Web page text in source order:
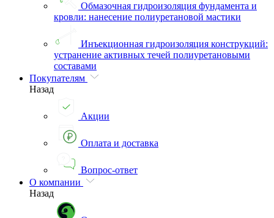
Обмазочная гидроизоляция фундамента и
кровли: нанесение полиуретановой мастики
Инъекционная гидроизоляция конструкций:
устранение активных течей полиуретановыми
составами
Покупателям
Назад
Акции
Оплата и доставка
Вопрос-ответ
О компании
Назад